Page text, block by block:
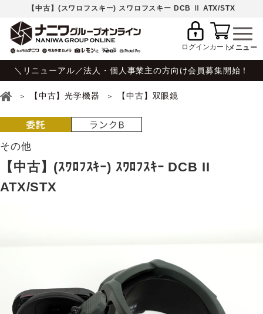
【中古】(スワロフスキー) スワロフスキー DCB Ⅱ ATX/STX
ログインカート
＼リニューアル／法人・個人事業主の方向け会員募集開始！
【中古】光学機器 【中古】双眼鏡
その他
【中古】(ｽﾜﾛﾌｽｷｰ) ｽﾜﾛﾌｽｷｰ DCB II
ATX/STX